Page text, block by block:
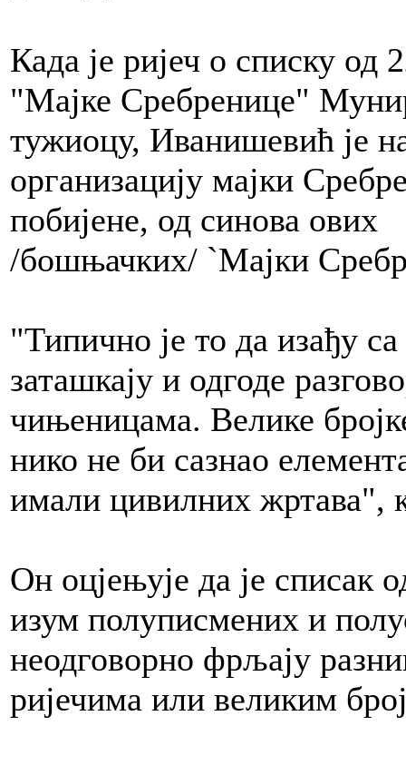
Када је ријеч о списку од
"Мајке Сребренице"
тужиоцу, Иванишевић је
организацију мајки
побијене, од синова ових
/бошњачких/ `Мајки
"Типично је то да изађу
заташкају и одгоде
чињеницама. Велике
нико не би сазнао
имали цивилних жртава",
Он оцјењује да је списак
изум полуписмених и
неодговорно фрљају
ријечима или великим